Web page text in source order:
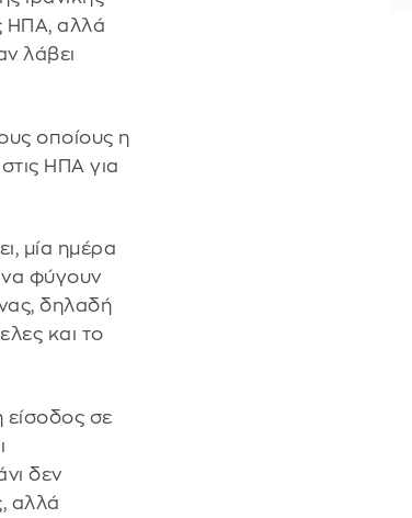
ΗΠΑ, αλλά
λάβει
οποίους η
ΗΠΑ για
μία ημέρα
να φύγουν
δηλαδή
και το
είσοδος σε
δεν
αλλά